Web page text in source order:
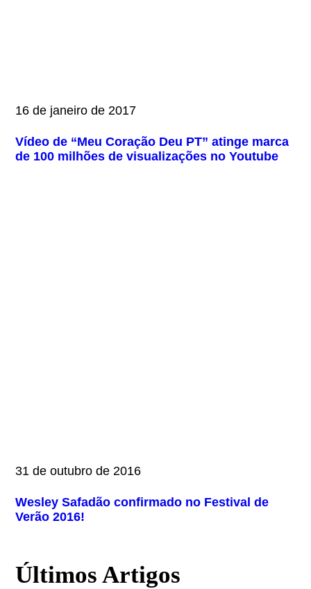
16 de janeiro de 2017
Vídeo de “Meu Coração Deu PT” atinge marca
de 100 milhões de visualizações no Youtube
31 de outubro de 2016
Wesley Safadão confirmado no Festival de
Verão 2016!
Últimos Artigos